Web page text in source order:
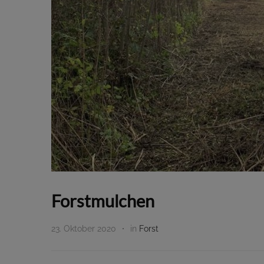
Forstmulchen
23. Oktober 2020 in Forst